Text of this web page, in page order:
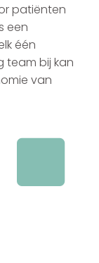
patiënten
een
één
team bij kan
van